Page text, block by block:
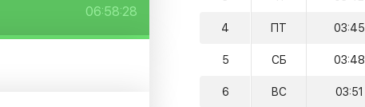
06:58:27
4 ПТ 03:45
5 СБ 03:48
6 ВС 03:51